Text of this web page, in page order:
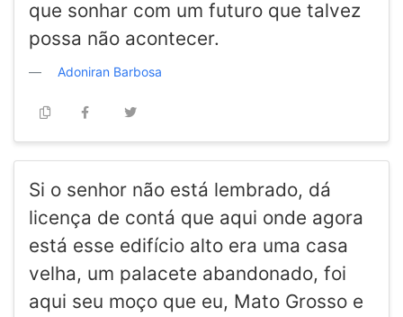
que sonhar com um futuro que talvez
possa não acontecer.
Adoniran Barbosa
Si o senhor não está lembrado, dá
licença de contá que aqui onde agora
está esse edifício alto era uma casa
velha, um palacete abandonado, foi
aqui seu moço que eu, Mato Grosso e